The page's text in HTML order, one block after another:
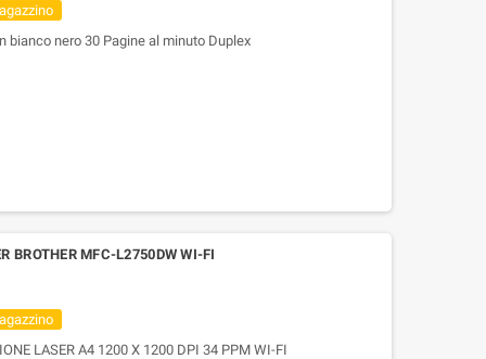
bianco nero 30 Pagine al minuto Duplex
BROTHER MFC-L2750DW WI-FI
LASER A4 1200 X 1200 DPI 34 PPM WI-FI